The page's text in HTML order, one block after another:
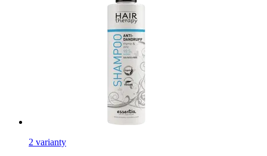
2 varianty